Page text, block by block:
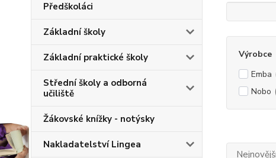
Předškoláci
Základní školy
Základní praktické školy
Střední školy a odborná
učiliště
Žákovské knížky - notýsky
Nakladatelství Lingea
Výrobce
Emba
Nobo